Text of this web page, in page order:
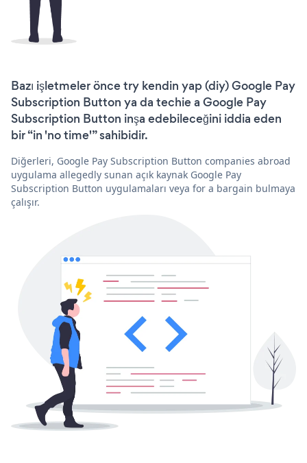
Bazı işletmeler önce try kendin yap (diy) Google Pay
Subscription Button ya da techie a Google Pay
Subscription Button inşa edebileceğini iddia eden
bir “in 'no time'” sahibidir.
Diğerleri, Google Pay Subscription Button companies abroad
uygulama allegedly sunan açık kaynak Google Pay
Subscription Button uygulamaları veya for a bargain bulmaya
çalışır.